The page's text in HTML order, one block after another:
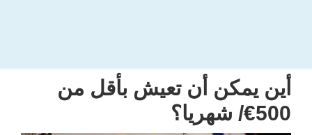
أين يمكن أن تعيش بأقل من
500€/ شهريا؟